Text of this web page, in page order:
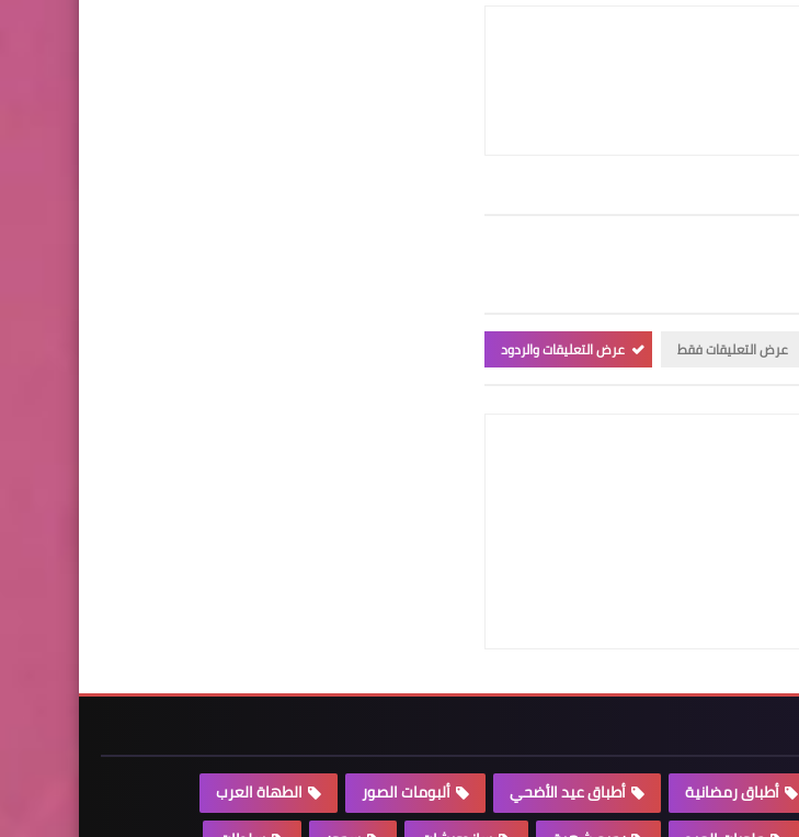
عرض التعليقات فقط عرض التعليقات والردود
أطباق رمضانية أطباق عيد الأضحي ألبومات الصور
الطهاة العرب